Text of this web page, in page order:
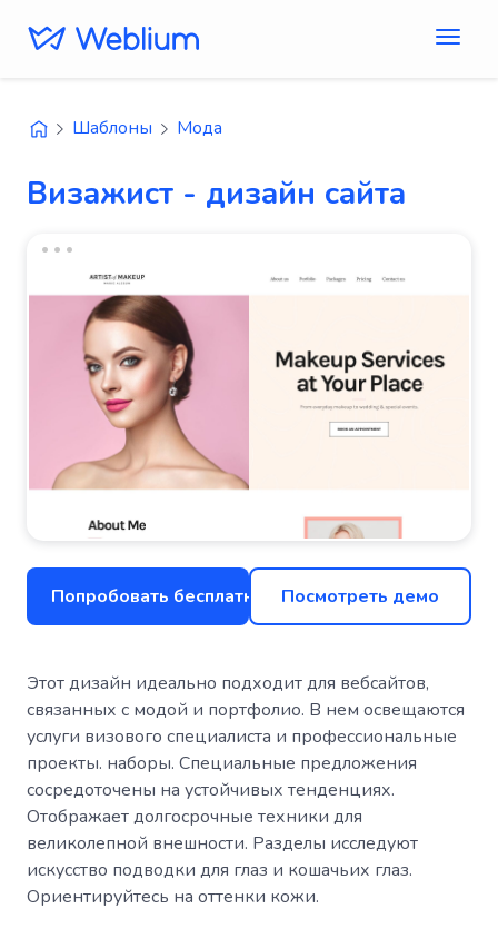
Шаблоны Мода
Визажист - дизайн сайта
Попробовать бесплатно Посмотреть демо
Этот дизайн идеально подходит для вебсайтов,
связанных с модой и портфолио. В нем освещаются
услуги визового специалиста и профессиональные
проекты. наборы. Специальные предложения
сосредоточены на устойчивых тенденциях.
Отображает долгосрочные техники для
великолепной внешности. Разделы исследуют
искусство подводки для глаз и кошачьих глаз.
Ориентируйтесь на оттенки кожи.